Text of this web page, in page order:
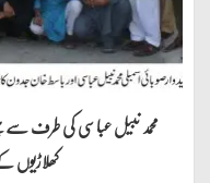
محمد نبیل عباسی کی طرف
کھلاڑیوں